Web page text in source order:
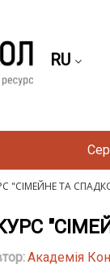
RU
"СІМЕЙНЕ ТА
Академія